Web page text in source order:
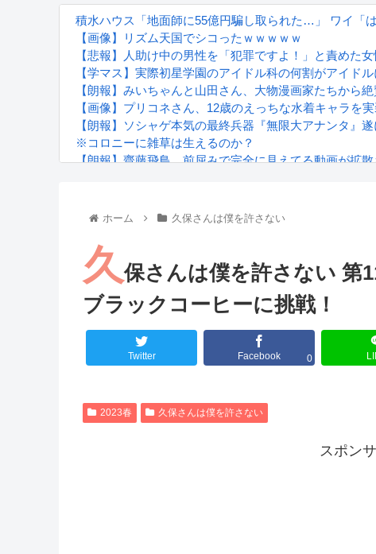
積水ハウス「地面師に55億円騙し取られた…」 ワイ「
【画像】リズム天国でシコったｗｗｗｗｗ
【悲報】人助け中の男性を「犯罪ですよ！」と責めた
【学マス】実際初星学園のアイドル科の何割がアイド
【朗報】みいちゃんと山田さん、大物漫画家たちから
【画像】プリコネさん、12歳のえっちな水着キャラを
【朗報】ソシャゲ本気の最終兵器『無限大アナンタ』
※コロニーに雑草は生えるのか？
【朗報】齋藤飛鳥、前屈みで完全に見えてる動画が拡
るろうに剣心 -明治剣客浪漫譚- 京都動乱 第33話の感想
Powered by livedoor 相互RSS
ホーム 久保さんは僕を許さない
久保さんは僕を許さない 第
ブラックコーヒーに挑戦！
Twitter Facebook 0
2023春 久保さんは僕を許さない
スポン